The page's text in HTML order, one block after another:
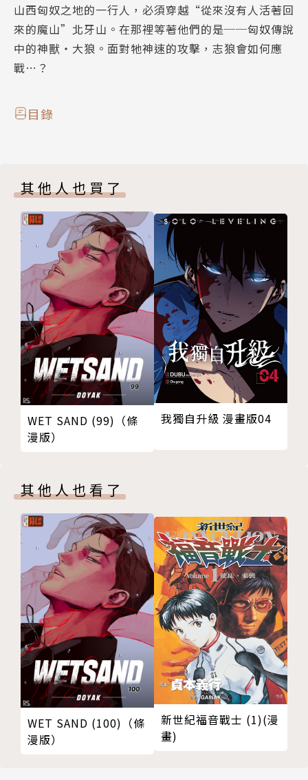
山西匈奴之地的一行人，必須穿越“從來沒有人活著回
來的魔山”北牙山。在那裡等著他們的是──匈奴傳說
中的神獸‧大狼。面對牠神速的攻擊，志狼會如何應
戰…？
目錄
其他人也買了
WET SAND (99)（條
漫版）
我獨自升級 漫畫版04
其他人也看了
WET SAND (100)（條
漫版）
新世紀福音戰士 (1)(漫
畫)